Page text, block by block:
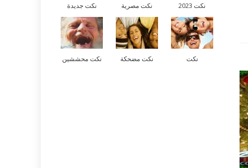
نكت 2023 نكت مصرية نكت جديدة
نكت نكت مضحكة نكت محششين